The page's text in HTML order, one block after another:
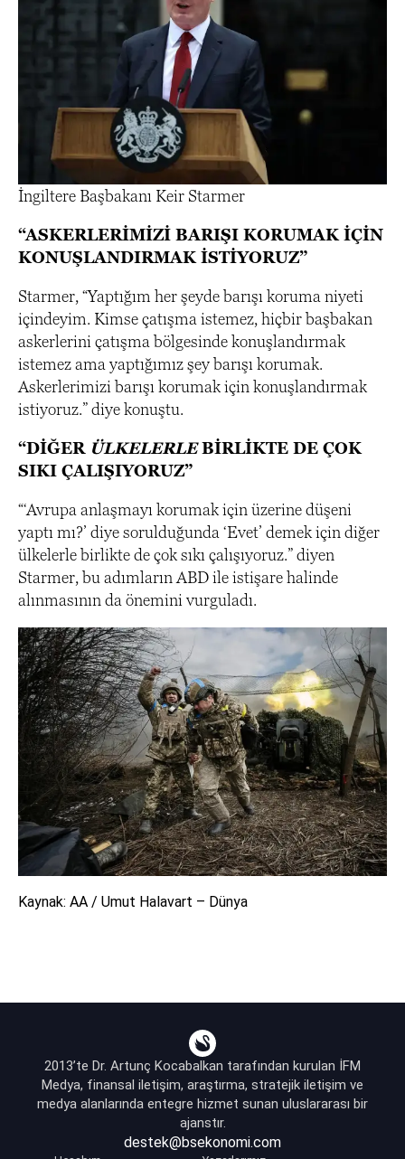
İngiltere Başbakanı Keir Starmer
“ASKERLERİMİZİ BARIŞI KORUMAK İÇİN
KONUŞLANDIRMAK İSTİYORUZ”
Starmer, “Yaptığım her şeyde barışı koruma niyeti
içindeyim. Kimse çatışma istemez, hiçbir başbakan
askerlerini çatışma bölgesinde konuşlandırmak
istemez ama yaptığımız şey barışı korumak.
Askerlerimizi barışı korumak için konuşlandırmak
istiyoruz.” diye konuştu.
“DİĞER ÜLKELERLEBİRLİKTE DE ÇOK
SIKI ÇALIŞIYORUZ”
“‘Avrupa anlaşmayı korumak için üzerine düşeni
yaptı mı?’ diye sorulduğunda ‘Evet’ demek için diğer
ülkelerle birlikte de çok sıkı çalışıyoruz.” diyen
Starmer, bu adımların ABD ile istişare halinde
alınmasının da önemini vurguladı.
Kaynak: AA / Umut Halavart – Dünya
2013’te Dr. Artunç Kocabalkan tarafından kurulan İFM
Medya, finansal iletişim, araştırma, stratejik iletişim ve
medya alanlarında entegre hizmet sunan uluslararası bir
ajanstır.
destek@bsekonomi.com